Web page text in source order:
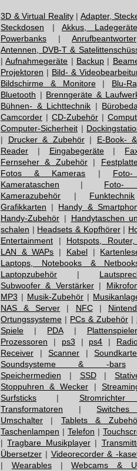
3D & Virtual Reality| Adapter,
Steckdosen | Akkus,
Powerbanks | Anrufbeantworter
Antennen, DVB-T &
|Aufnahmegeräte | Backup |
Projektoren | Bild- &
Bildschirme & Monitore| Blu-
Bluetooth | Brenngeräte &
Bühnen- & Lichttechnik |
Camcorder | CD-Zubehör |
Computer-Sicherheit |
| Drucker & Zubehör| E-Book-
Reader | Eingabegeräte|
Fernseher & Zubehör|
Fotos & Kameras |
Kamerataschen |
Kamerazubehör | Funktechnik
Grafikkarten | Handy &
Handy-Zubehör | Handytaschen
schalen | Headsets & Kopfhörer|
Entertainment | Hotspots,
LAN & WAPs | Kabel|
Laptops, Notebooks &
Laptopzubehör |
Subwoofer & Verstärker|
MP3 | Musik-Zubehör |
NAS & Server | NFC|
Ortungssysteme | PCs & Zubehör |
Spiele | PDA| Plattenspieler
Prozessoren | ps3 | ps4 |
Receiver |Scanner |
Soundsysteme & -bars
Speichermedien | SSD|
Stoppuhren & Wecker |
Surfsticks |
Transformatoren |
Umschalter | Tablets &
Taschenlampen | Telefon |
|Tragbare Musikplayer|
Übersetzer | Videorecorder & -
| Wearables|Webcams &